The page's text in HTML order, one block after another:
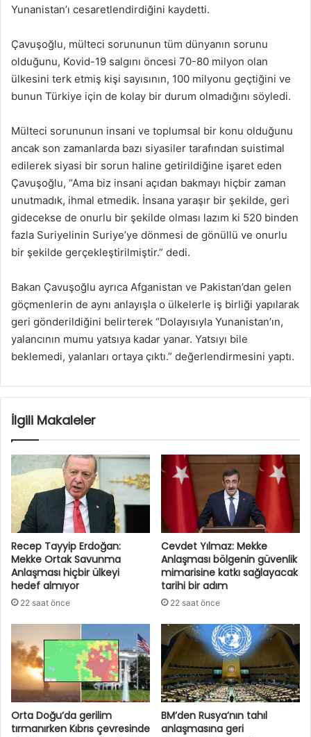
Yunanistan’ı cesaretlendirdiğini kaydetti.
Çavuşoğlu, mülteci sorununun tüm dünyanın sorunu
olduğunu, Kovid-19 salgını öncesi 70-80 milyon olan
ülkesini terk etmiş kişi sayısının, 100 milyonu geçtiğini ve
bunun Türkiye için de kolay bir durum olmadığını söyledi.
Mülteci sorununun insani ve toplumsal bir konu olduğunu
ancak son zamanlarda bazı siyasiler tarafından suistimal
edilerek siyasi bir sorun haline getirildiğine işaret eden
Çavuşoğlu, “Ama biz insani açıdan bakmayı hiçbir zaman
unutmadık, ihmal etmedik. İnsana yaraşır bir şekilde, geri
gidecekse de onurlu bir şekilde olması lazım ki 520 binden
fazla Suriyelinin Suriye’ye dönmesi de gönüllü ve onurlu
bir şekilde gerçekleştirilmiştir.” dedi.
Bakan Çavuşoğlu ayrıca Afganistan ve Pakistan’dan gelen
göçmenlerin de aynı anlayışla o ülkelerle iş birliği yapılarak
geri gönderildiğini belirterek “Dolayısıyla Yunanistan’ın,
yalancının mumu yatsıya kadar yanar. Yatsıyı bile
beklemedi, yalanları ortaya çıktı.” değerlendirmesini yaptı.
İlgili Makaleler
Recep Tayyip Erdoğan:
Mekke Ortak Savunma
Anlaşması hiçbir ülkeyi
hedef almıyor
22 saat önce
Cevdet Yılmaz: Mekke
Anlaşması bölgenin güvenlik
mimarisine katkı sağlayacak
tarihi bir adım
22 saat önce
Orta Doğu’da gerilim
tırmanırken Kıbrıs çevresinde
BM’den Rusya’nın tahıl
anlaşmasına geri